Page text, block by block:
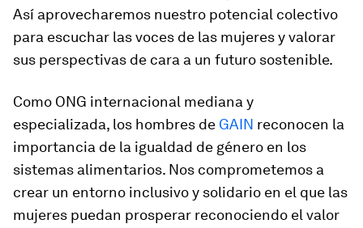
Así aprovecharemos nuestro potencial colectivo
para escuchar las voces de las mujeres y valorar
sus perspectivas de cara a un futuro sostenible.
Como ONG internacional mediana y
especializada, los hombres de GAIN reconocen la
importancia de la igualdad de género en los
sistemas alimentarios. Nos comprometemos a
crear un entorno inclusivo y solidario en el que las
mujeres puedan prosperar reconociendo el valor